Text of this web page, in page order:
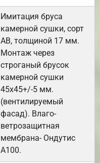
Имитация бруса
камерной сушки, сорт
АВ, толщиной 17 мм.
Монтаж через
строганый брусок
камерной сушки
45х45+/-5 мм.
(вентилируемый
фасад). Влаго-
ветрозащитная
мембрана- Ондутис
А100.